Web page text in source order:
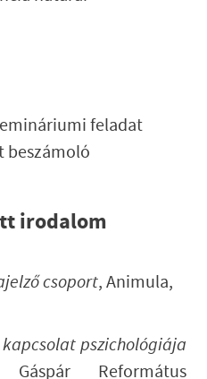
feladat
beszámoló
irodalom
csoport, Animula,
pszichológiája
Gáspár Református